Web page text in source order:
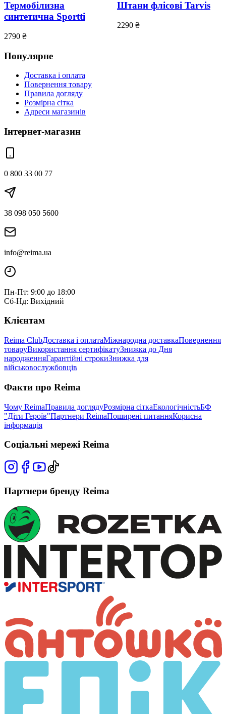
Термобілизна
синтетична Sportti
2790 ₴
Штани флісові Tarvis
2290 ₴
Популярне
Доставка і оплата
Повернення товару
Правила догляду
Розмірна сітка
Адреси магазинів
Інтернет-магазин
0 800 33 00 77
38 098 050 5600
info@reima.ua
Пн-Пт: 9:00 до 18:00
Сб-Нд: Вихідний
Клієнтам
Reima ClubДоставка і оплатаМіжнародна доставкаПовернення
товаруВикористання сертифікатуЗнижка до Дня
народженняГарантійні строкиЗнижка для
військовослужбовців
Факти про Reima
Чому ReimaПравила доглядуРозмірна сіткаЕкологічністьБФ
"Діти Героїв"Партнери ReimaПоширені питанняКорисна
інформація
Соціальні мережі Reima
Партнери бренду Reima